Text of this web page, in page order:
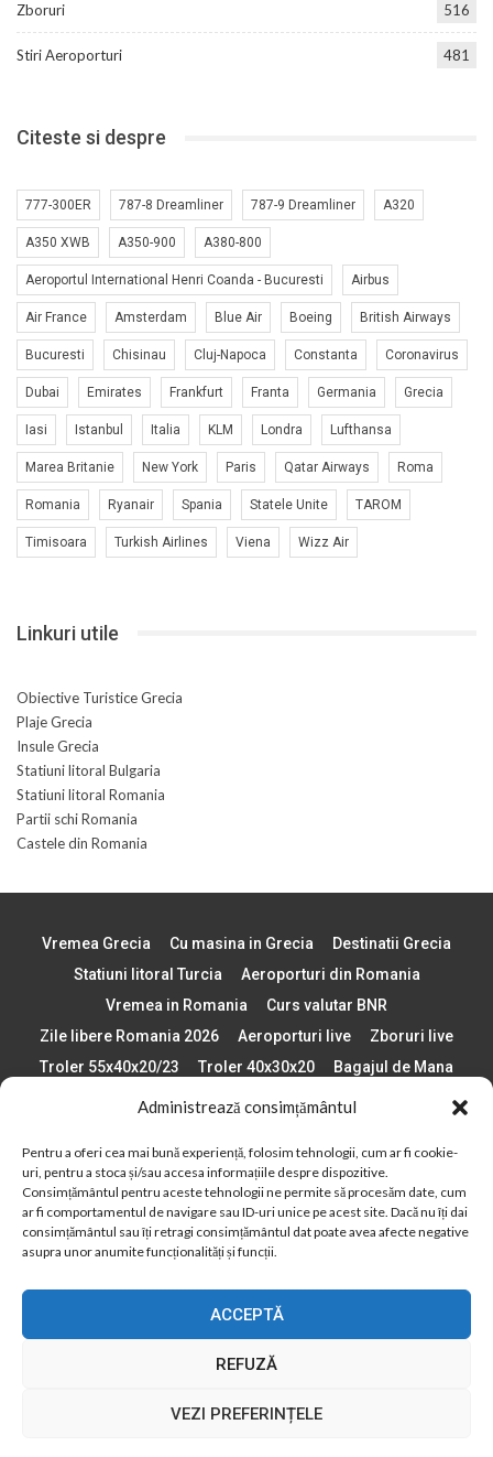
Administrează consimțământul
Pentru a oferi cea mai bună experiență, folosim tehnologii, cum ar fi cookie-
uri, pentru a stoca și/sau accesa informațiile despre dispozitive.
Consimțământul pentru aceste tehnologii ne permite să procesăm date, cum
ar fi comportamentul de navigare sau ID-uri unice pe acest site. Dacă nu îți dai
consimțământul sau îți retragi consimțământul dat poate avea afecte negative
asupra unor anumite funcționalități și funcții.
ACCEPTĂ
REFUZĂ
VEZI PREFERINȚELE
Zboruri 516
Stiri Aeroporturi 481
Citeste si despre
777-300ER 787-8 Dreamliner 787-9 Dreamliner A320
A350 XWB A350-900 A380-800
Aeroportul International Henri Coanda - Bucuresti Airbus
Air France Amsterdam Blue Air Boeing British Airways
Bucuresti Chisinau Cluj-Napoca Constanta Coronavirus
Dubai Emirates Frankfurt Franta Germania Grecia
Iasi Istanbul Italia KLM Londra Lufthansa
Marea Britanie New York Paris Qatar Airways Roma
Romania Ryanair Spania Statele Unite TAROM
Timisoara Turkish Airlines Viena Wizz Air
Linkuri utile
Obiective Turistice Grecia
Plaje Grecia
Insule Grecia
Statiuni litoral Bulgaria
Statiuni litoral Romania
Partii schi Romania
Castele din Romania
Vremea Grecia Cu masina in Grecia
Destinatii Grecia
Statiuni litoral Turcia
Aeroporturi din Romania
Vremea in Romania
Curs valutar BNR
Zile libere Romania 2026
Aeroporturi live
Zboruri live
Troler 55x40x20/23
Troler 40x30x20
Bagajul de Mana
Paste 2026
Cele mai bune telefoane
Plaje din Europa
Concerte Romania 2025
Asigurare de calatorie
Când se schimba ora în 2026
Calendar Formula 1 sezon 2026
Boarding Pass
Despre AirlinesTravel.ro
Politică cookie-uri (UE)
Cookie Policy (AU)
Politică cookie-uri (ZA)
Politică cookie-uri (Canada)
Politică cookie-uri (BR)
2012 - 2025 © Toate drepturile rezervate